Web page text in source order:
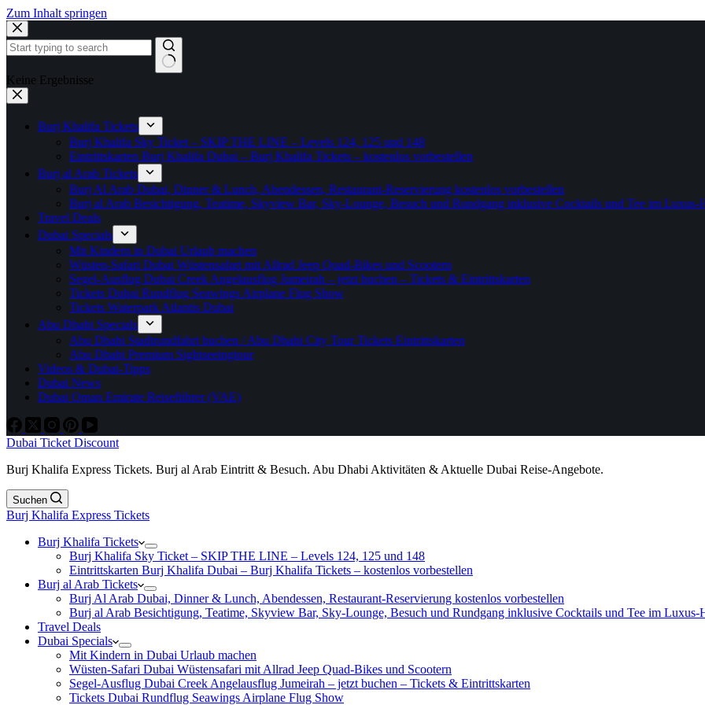
Zum Inhalt springen
Keine Ergebnisse
Burj Khalifa Tickets
Burj Khalifa Sky Ticket – SKIP THE LINE – Levels 124, 125 und 148
Eintrittskarten Burj Khalifa Dubai – Burj Khalifa Tickets – kostenlos vorbestellen
Burj al Arab Tickets
Burj Al Arab Dubai, Dinner & Lunch, Abendessen, Restaurant-Reservierung kostenlos vorbestellen
Burj al Arab Besichtigung, Teatime, Skyview Bar, Sky-Lounge, Besuch und Rundgang inklusive Cocktails und Tee im Luxus-
Travel Deals
Dubai Specials
Mit Kindern in Dubai Urlaub machen
Wüsten-Safari Dubai Wüstensafari mit Allrad Jeep Quad-Bikes und Scootern
Segel-Ausflug Dubai Creek Angelausflug Jumeirah – jetzt buchen – Tickets & Eintrittskarten
Tickets Dubai Rundflug Seawings Airplane Flug Show
Tickets Waterpark Atlantis Dubai
Abu Dhabi Specials
Abu Dhabi Stadtrundfahrt buchen / Abu Dhabi City Tour Tickets Eintrittskarten
Abu Dhabi Premium Sightseeingtour
Videos & Dubai-Tipps
Dubai News
Dubai Oman Emirate Reiseführer (VAE)
Dubai Ticket Discount
Burj Khalifa Express Tickets. Burj al Arab Eintritt & Besuch. Abu Dhabi Aktivitäten & Aktuelle Dubai Reise-Angebote.
Suchen
Burj Khalifa Express Tickets
Burj Khalifa Tickets
Burj Khalifa Sky Ticket – SKIP THE LINE – Levels 124, 125 und 148
Eintrittskarten Burj Khalifa Dubai – Burj Khalifa Tickets – kostenlos vorbestellen
Burj al Arab Tickets
Burj Al Arab Dubai, Dinner & Lunch, Abendessen, Restaurant-Reservierung kostenlos vorbestellen
Burj al Arab Besichtigung, Teatime, Skyview Bar, Sky-Lounge, Besuch und Rundgang inklusive Cocktails und Tee im Luxus-
Travel Deals
Dubai Specials
Mit Kindern in Dubai Urlaub machen
Wüsten-Safari Dubai Wüstensafari mit Allrad Jeep Quad-Bikes und Scootern
Segel-Ausflug Dubai Creek Angelausflug Jumeirah – jetzt buchen – Tickets & Eintrittskarten
Tickets Dubai Rundflug Seawings Airplane Flug Show